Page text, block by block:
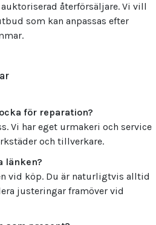
återförsäljare. Vi vill
som kan anpassas efter
för reparation?
Vi har eget urmakeri och service
och tillverkare.
länken?
vid köp. Du är naturligtvis alltid
justeringar framöver vid